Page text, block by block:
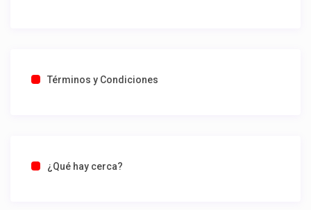
Términos y Condiciones
¿Qué hay cerca?